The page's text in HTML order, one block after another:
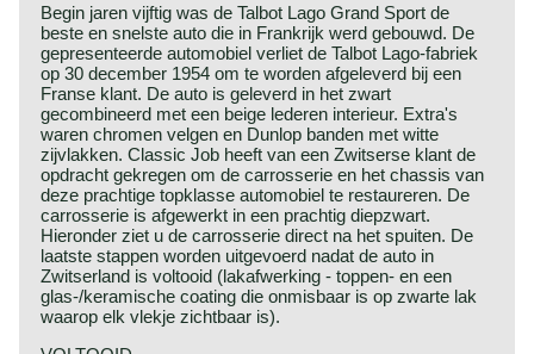
Begin jaren vijftig was de Talbot Lago Grand Sport de
beste en snelste auto die in Frankrijk werd gebouwd. De
gepresenteerde automobiel verliet de Talbot Lago-fabriek
op 30 december 1954 om te worden afgeleverd bij een
Franse klant. De auto is geleverd in het zwart
gecombineerd met een beige lederen interieur. Extra's
waren chromen velgen en Dunlop banden met witte
zijvlakken. Classic Job heeft van een Zwitserse klant de
opdracht gekregen om de carrosserie en het chassis van
deze prachtige topklasse automobiel te restaureren. De
carrosserie is afgewerkt in een prachtig diepzwart.
Hieronder ziet u de carrosserie direct na het spuiten. De
laatste stappen worden uitgevoerd nadat de auto in
Zwitserland is voltooid (lakafwerking - toppen- en een
glas-/keramische coating die onmisbaar is op zwarte lak
waarop elk vlekje zichtbaar is).